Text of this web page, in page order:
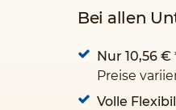
Bei allen
Nur 10,56 €
Preise
Volle